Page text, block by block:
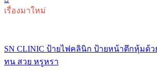
เรื่องมาใหม่
SN CLINIC ป้ายไฟคลินิก ป้ายหน้าตึกหุ้มด้
ทน สวย หรูหรา